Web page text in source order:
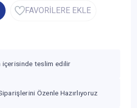
FAVORİLERE EKLE
içerisinde teslim edilir
Özenle Hazırlıyoruz